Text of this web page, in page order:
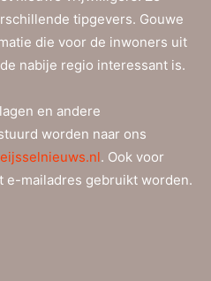
tipgevers. Gouwe
die voor de inwoners uit
nabije regio interessant is.
en andere
worden naar ons
. Ook voor
e-mailadres gebruikt worden.